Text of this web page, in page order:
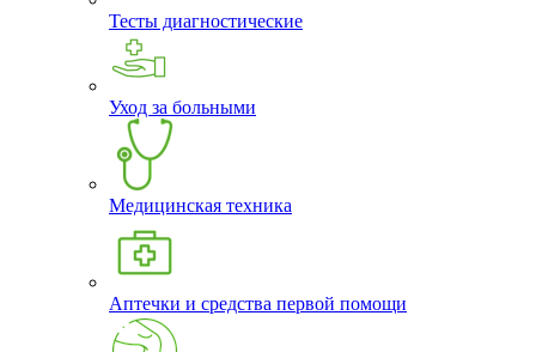
Тесты диагностические
Уход за больными
Медицинская техника
Аптечки и средства первой помощи